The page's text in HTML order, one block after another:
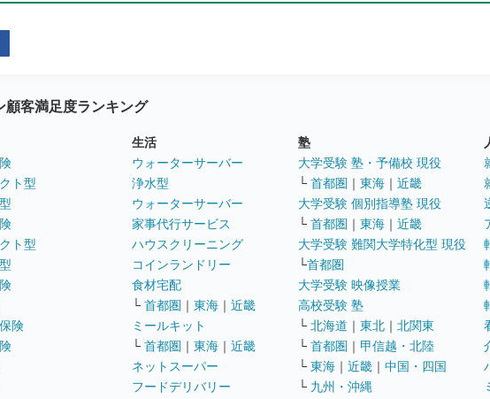
顧客満足度ランキング
ト型
ト型
険
生活
ウォーターサーバー
浄水型
ウォーターサーバー
家事代行サービス
ハウスクリーニング
コインランドリー
食材宅配
└ 首都圏 ｜ 東海 ｜ 近畿
ミールキット
└ 首都圏 ｜ 東海 ｜ 近畿
ネットスーパー
フードデリバリー
塾
大学受験 塾・予備校 現役
└ 首都圏 ｜ 東海 ｜ 近畿
大学受験 個別指導塾 現役
└ 首都圏 ｜ 東海 ｜ 近畿
大学受験 難関大学特化型 現役
└首都圏
大学受験 映像授業
高校受験 塾
└ 北海道 ｜ 東北 ｜ 北関東
└ 首都圏 ｜ 甲信越・北陸
└ 東海 ｜ 近畿 ｜ 中国・四国
└ 九州・沖縄